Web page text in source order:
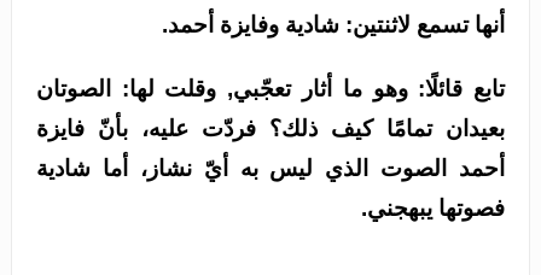
أنها تسمع لاثنتين: شادية وفايزة أحمد.
تابع قائلًا: وهو ما أثار تعجّبي, وقلت لها: الصوتان
بعيدان تمامًا كيف ذلك؟ فردّت عليه، بأنّ فايزة
أحمد الصوت الذي ليس به أيّ نشاز، أما شادية
فصوتها يبهجني.